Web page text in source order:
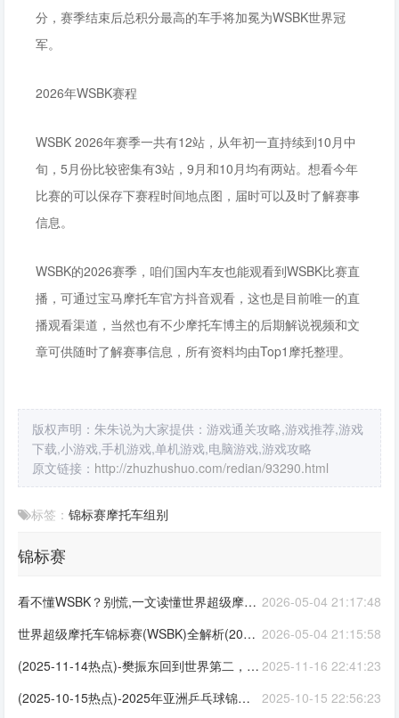
分，赛季结束后总积分最高的车手将加冕为WSBK世界冠
军。
2026年WSBK赛程
WSBK 2026年赛季一共有12站，从年初一直持续到10月中
旬，5月份比较密集有3站，9月和10月均有两站。想看今年
比赛的可以保存下赛程时间地点图，届时可以及时了解赛事
信息。
WSBK的2026赛季，咱们国内车友也能观看到WSBK比赛直
播，可通过宝马摩托车官方抖音观看，这也是目前唯一的直
播观看渠道，当然也有不少摩托车博主的后期解说视频和文
章可供随时了解赛事信息，所有资料均由Top1摩托整理。
版权声明：朱朱说为大家提供：游戏通关攻略,游戏推荐,游戏
下载,小游戏,手机游戏,单机游戏,电脑游戏,游戏攻略
原文链接： http://zhuzhushuo.com/redian/93290.html
标签： 锦标赛摩托车组别
锦标赛
2026-05-04 21:17:48
看不懂WSBK？别慌,一文读懂世界超级摩托车锦标赛(2026-04-20热点)
2026-05-04 21:15:58
世界超级摩托车锦标赛(WSBK)全解析(2026-04-20热点)
2025-11-16 22:41:23
(2025-11-14热点)-樊振东回到世界第二，陈梦位次世界第四，王曼昱排名位置很稳
2025-10-15 22:56:23
(2025-10-15热点)-2025年亚洲乒乓球锦标赛：中国队稳获男团女团双料冠军